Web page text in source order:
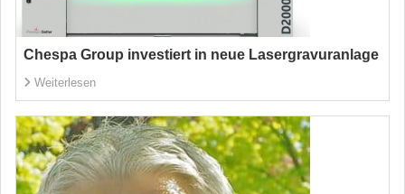
Chespa Group investiert in neue Lasergravuranlage
Weiterlesen